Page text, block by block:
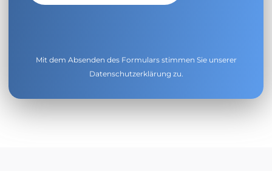
Mit dem Absenden des Formulars stimmen Sie unserer
Datenschutzerklärung zu.